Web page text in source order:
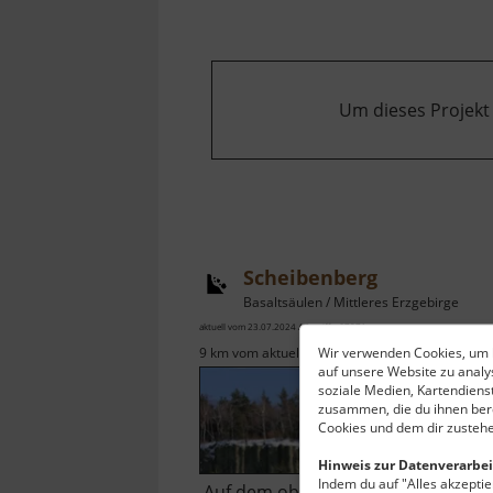
Wir verwenden Cookies,
auf unsere Website zu
soziale Medien,
zusammen, die du ihnen
Cookies und dem dir
Hinweis zur
Indem du auf "Alles
Um dieses
Scheibenberg
Basaltsäulen / Mittleres Erzgebirge
aktuell vom 23.07.2024 / Zugriffe: 67871
9 km vom aktuellen Standort